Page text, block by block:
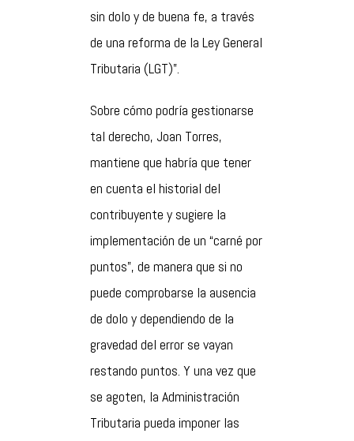
sin dolo y de buena fe, a través
de una reforma de la Ley General
Tributaria (LGT)”.
Sobre cómo podría gestionarse
tal derecho, Joan Torres,
mantiene que habría que tener
en cuenta el historial del
contribuyente y sugiere la
implementación de un “carné por
puntos”, de manera que si no
puede comprobarse la ausencia
de dolo y dependiendo de la
gravedad del error se vayan
restando puntos. Y una vez que
se agoten, la Administración
Tributaria pueda imponer las